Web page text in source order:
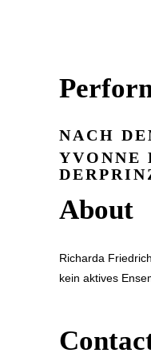
NACH
YVONNE
About
Richarda
kein aktives